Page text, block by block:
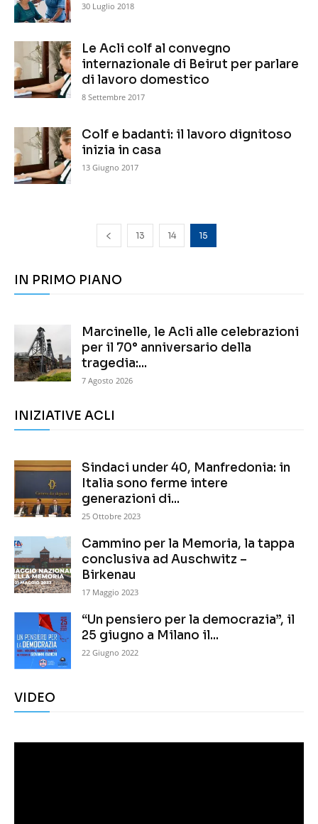
30 Luglio 2018
Le Acli colf al convegno
internazionale di Beirut per parlare
di lavoro domestico
8 Settembre 2017
Colf e badanti: il lavoro dignitoso
inizia in casa
13 Giugno 2017
13 14 15
IN PRIMO PIANO
Marcinelle, le Acli alle celebrazioni
per il 70° anniversario della
tragedia:...
7 Agosto 2026
INIZIATIVE ACLI
Sindaci under 40, Manfredonia: in
Italia sono ferme intere
generazioni di...
25 Ottobre 2023
Cammino per la Memoria, la tappa
conclusiva ad Auschwitz –
Birkenau
17 Maggio 2023
“Un pensiero per la democrazia”, il
25 giugno a Milano il...
22 Giugno 2022
VIDEO